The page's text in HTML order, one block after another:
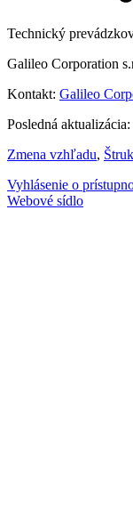
Technický
Galileo Corporation
Kontakt: Galileo
Posledná
Zmena vzhľadu,
Vyhlásenie o
Webové sídlo